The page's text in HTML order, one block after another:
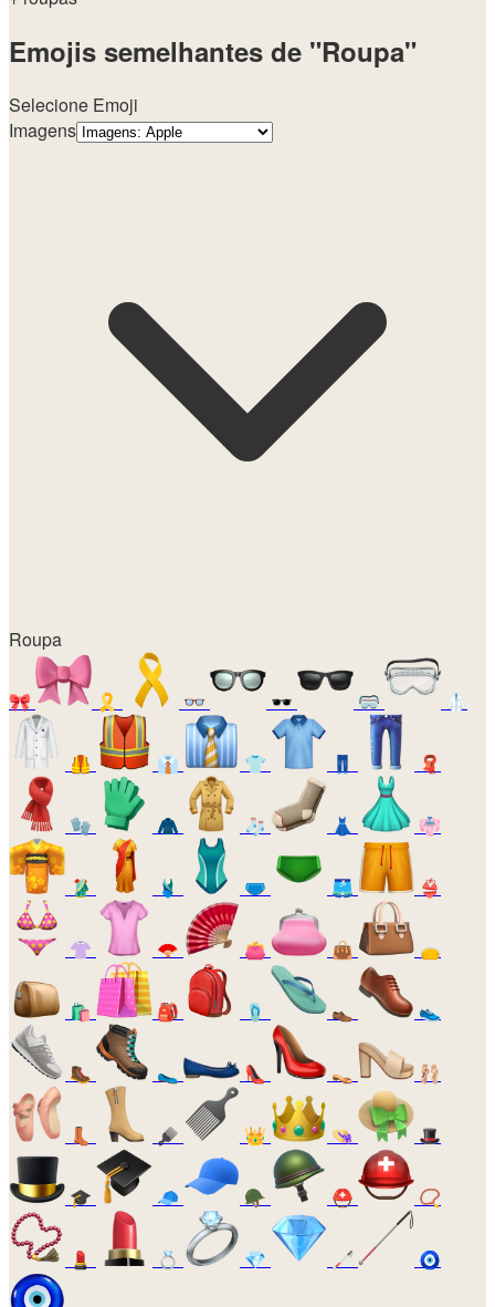
Emojis semelhantes de "Roupa"
Selecione Emoji
Imagens
Roupa
🎀 🎗️ 👓 🕶️ 🥽 🥼
🦺 👔 👕 👖 🧣
🧤 🧥 🧦 👗 👘
🥻 🩱 🩲 🩳 👙
👚 🪭 👛 👜 👝
🛍️ 🎒 🩴 👞 👟
🥾 🥿 👠 👡 🩰
👢 🪮 👑 👒 🎩
🎓 🧢 🪖 ⛑️ 📿
💄 💍 💎 🦯 🧿